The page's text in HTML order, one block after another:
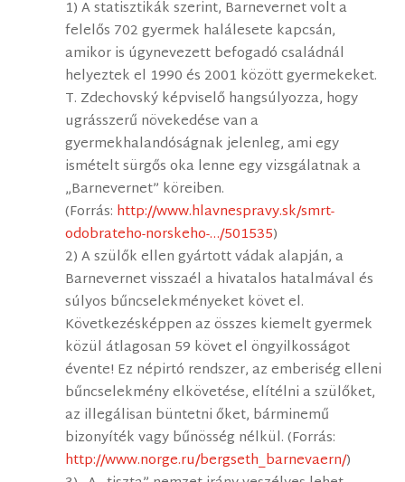
1) A statisztikák szerint, Barnevernet volt a
felelős 702 gyermek halálesete kapcsán,
amikor is úgynevezett befogadó családnál
helyeztek el 1990 és 2001 között gyermekeket.
T. Zdechovský képviselő hangsúlyozza, hogy
ugrásszerű növekedése van a
gyermekhalandóságnak jelenleg, ami egy
ismételt sürgős oka lenne egy vizsgálatnak a
„Barnevernet” köreiben.
(Forrás: http://www.hlavnespravy.sk/smrt-
odobrateho-norskeho-…/501535)
2) A szülők ellen gyártott vádak alapján, a
Barnevernet visszaél a hivatalos hatalmával és
súlyos bűncselekményeket követ el.
Következésképpen az összes kiemelt gyermek
közül átlagosan 59 követ el öngyilkosságot
évente! Ez népirtó rendszer, az emberiség elleni
bűncselekmény elkövetése, elítélni a szülőket,
az illegálisan büntetni őket, bárminemű
bizonyíték vagy bűnösség nélkül. (Forrás:
http://www.norge.ru/bergseth_barnevaern/)